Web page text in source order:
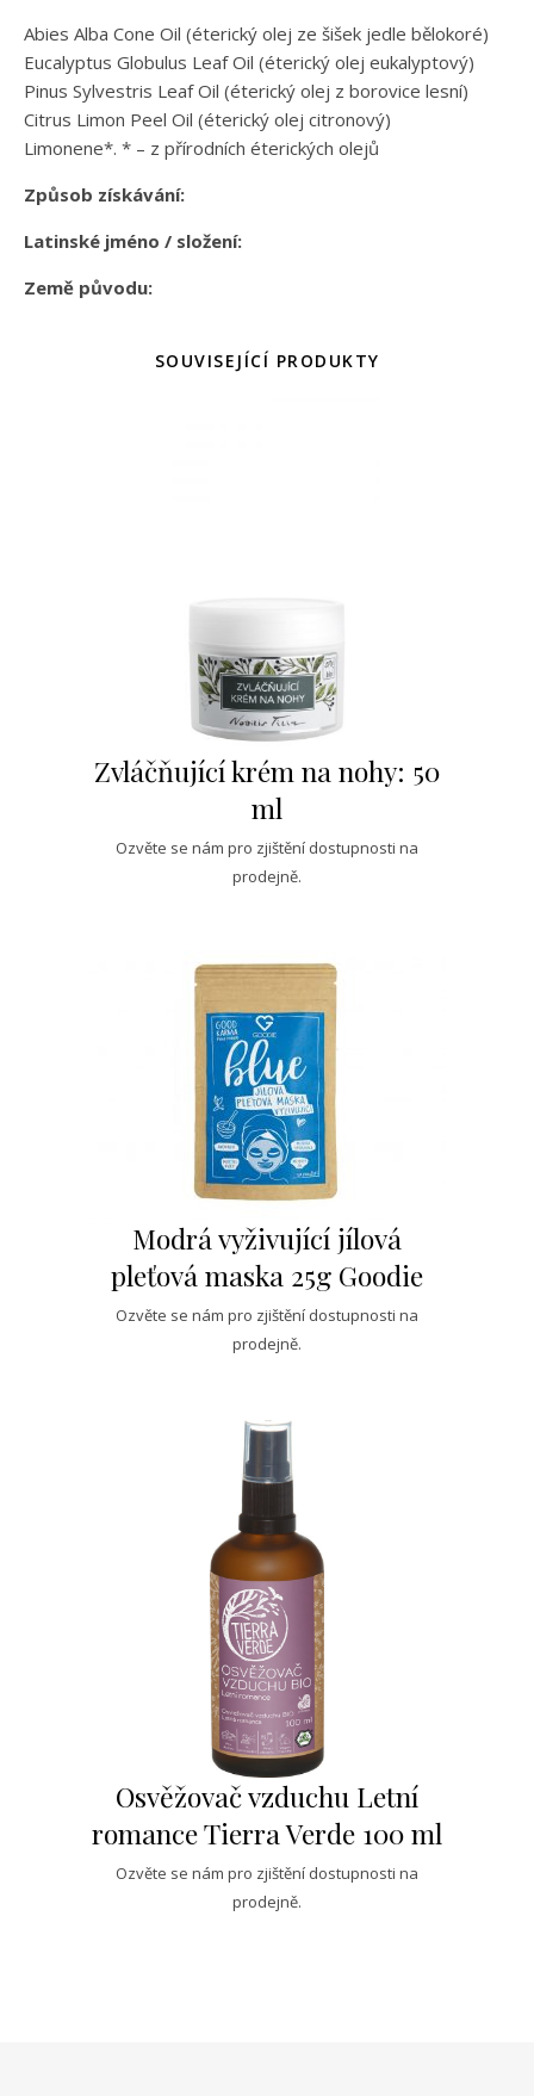
Abies Alba Cone Oil (éterický olej ze šišek jedle bělokoré)
Eucalyptus Globulus Leaf Oil (éterický olej eukalyptový)
Pinus Sylvestris Leaf Oil (éterický olej z borovice lesní)
Citrus Limon Peel Oil (éterický olej citronový)
Limonene*. * – z přírodních éterických olejů
Způsob získávání:
Latinské jméno / složení:
Země původu:
SOUVISEJÍCÍ PRODUKTY
Zvláčňující krém na nohy: 50
ml
Ozvěte se nám pro zjištění dostupnosti na
prodejně.
Modrá vyživující jílová
pleťová maska 25g Goodie
Ozvěte se nám pro zjištění dostupnosti na
prodejně.
Osvěžovač vzduchu Letní
romance Tierra Verde 100 ml
Ozvěte se nám pro zjištění dostupnosti na
prodejně.